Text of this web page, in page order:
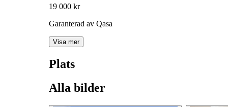
19 000 kr
Garanterad av Qasa
Visa mer
Plats
Alla bilder